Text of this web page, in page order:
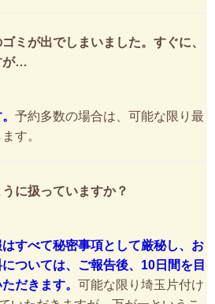
ミが出でしまいました。すぐに、
が…
予約多数の場合は、可能な限り最
す。
に扱っていますか？
すべて秘密事項として厳秘し、お
ついては、ご報告後、10日間を目
だきます。 可能な限り埼玉片付け